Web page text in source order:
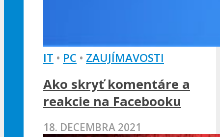
IT • PC • ZAUJÍMAVOSTI
Ako skryť komentáre a
reakcie na Facebooku
18. DECEMBRA 2021